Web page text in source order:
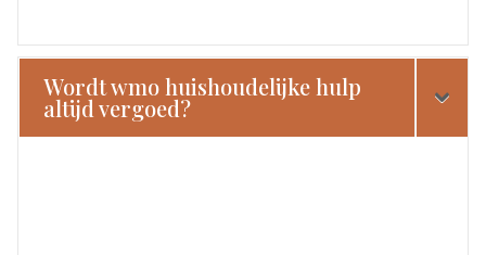
Wordt wmo huishoudelijke hulp
altijd vergoed?